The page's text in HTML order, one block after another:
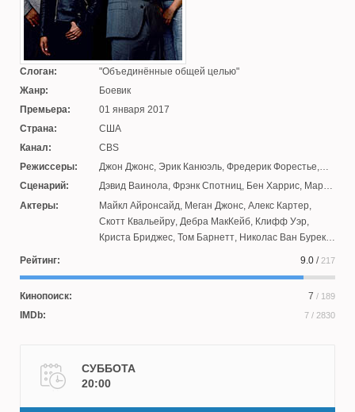
Слоган:
Объединённые общей целью
Жанр:
Боевик
Премьера:
01 января 2017
Страна:
США
Канал:
CBS
Режиссеры:
Джон Джонс, Эрик Канюэль, Фредерик Форестье,
Джеймс Дженн, Лоранс Катриан ,Франсуа Вель
Сценарий: Дэвид Ваинола, Фрэнк Спотниц, Бен Харрис, Марк
Грег
Сара Додд, Бен Шиффер Рэйчел Поле
Актеры: Майкл Айронсайд, Меган Джонс, Алекс Картер,
Скотт Квальейру, Дебра МакКейб, Клифф Уэр,
Криста Бриджес, Том Барнетт, Николас Ван Бурек,
Рейтинг: 9.0 / 217
Кинопоиск: 7 / 189
IMDb: 7 / 2830
СУББОТА
20:00